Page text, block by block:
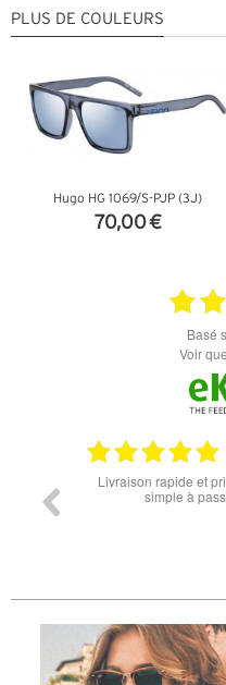
PLUS DE COULEURS
Hugo HG 1069/S-PJP (3J)
70,00 €
basé
Voir
18.07.2026
commande est
eu de soucis.